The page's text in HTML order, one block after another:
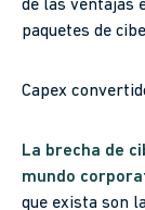
de las ventajas
paquetes de
Capex
La brecha de
mundo
que exista son